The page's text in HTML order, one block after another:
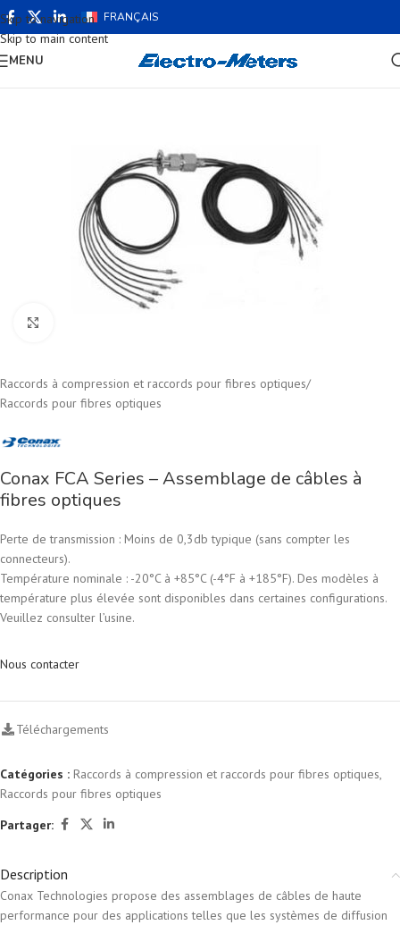
Skip to navigation
Skip to main content
FRANÇAIS
MENU
Raccords à compression et raccords pour fibres optiques/
Raccords pour fibres optiques
Conax FCA Series – Assemblage de câbles à
fibres optiques
Perte de transmission : Moins de 0,3db typique (sans compter les
connecteurs).
Température nominale : -20°C à +85°C (-4°F à +185°F). Des modèles à
température plus élevée sont disponibles dans certaines configurations.
Veuillez consulter l’usine.
Nous contacter
Téléchargements
Catégories : Raccords à compression et raccords pour fibres optiques,
Raccords pour fibres optiques
Partager:
Description
Conax Technologies propose des assemblages de câbles de haute
performance pour des applications telles que les systèmes de diffusion